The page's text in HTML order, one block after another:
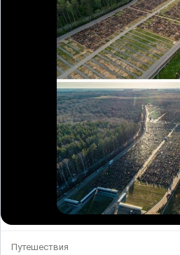
Путешествия